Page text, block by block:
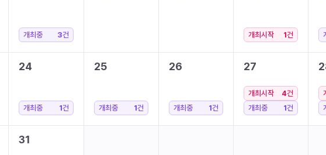
개최중 3건 개최시작 1건
24
개최중 1건
25
개최중 1건
26
개최중 1건
27
개최시작 4건
개최중
1건
31